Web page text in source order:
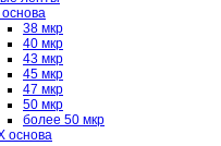
38 мкр
40 мкр
43 мкр
45 мкр
47 мкр
50 мкр
более 50 мкр
основа